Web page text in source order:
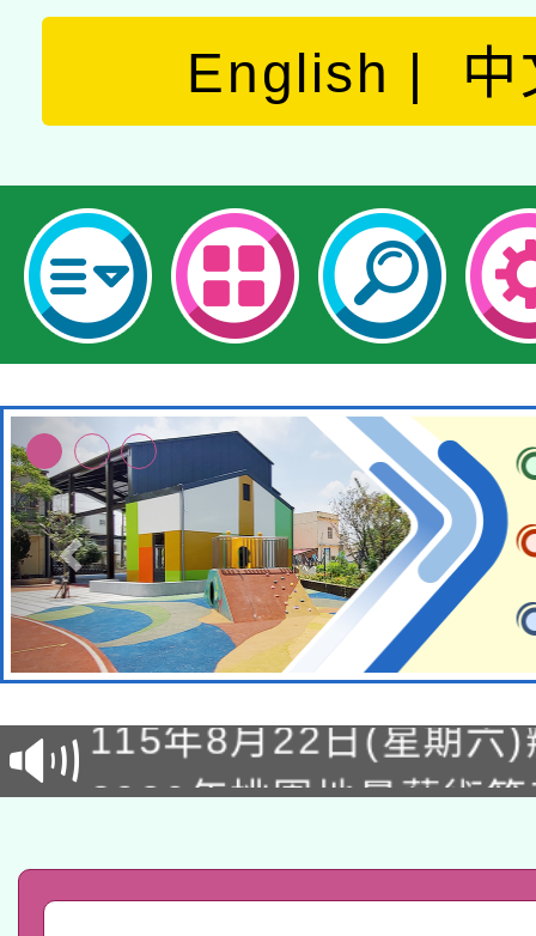
English 中
轉知經濟部水利署委託
業技術研究院辦理「
用水績優單位及節水達
動」
115年8月22日(星期六
桃園市孔廟祈福系列
2026年桃園地景藝術
關事宜
轉知教育部國民及學前